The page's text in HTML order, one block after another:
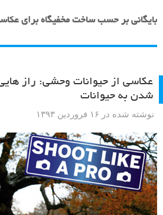
بایگانی بر حسب ساخت مخفیگاه برای
عکاسی از حیوانات وحشی: راز
شدن به حیوانات
نوشته شده در ۱۶ فروردین ۱۳۹۳